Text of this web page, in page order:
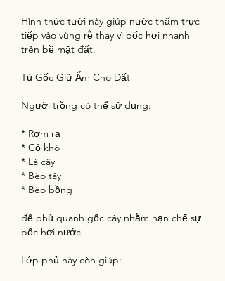
Hình thức tưới này giúp nước thấm trực
tiếp vào vùng rễ thay vì bốc hơi nhanh
trên bề mặt đất.
Tủ Gốc Giữ Ẩm Cho Đất
Người trồng có thể sử dụng:
* Rơm rạ
* Cỏ khô
* Lá cây
* Bèo tây
* Bèo bồng
để phủ quanh gốc cây nhằm hạn chế sự
bốc hơi nước.
Lớp phủ này còn giúp: